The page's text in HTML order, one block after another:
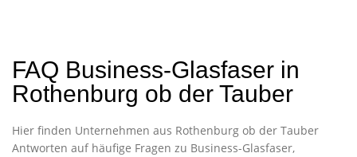
FAQ Business-Glasfaser in
Rothenburg ob der Tauber
Hier finden Unternehmen aus Rothenburg ob der Tauber
Antworten auf häufige Fragen zu Business-Glasfaser,